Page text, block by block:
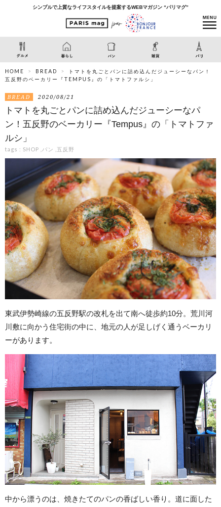
シンプルで上質なライフスタイルを提案するWEBマガジン “パリマグ”
HOME BREAD
トマトを丸ごとパンに詰め込んだジューシーなパン！
五反野のベーカリー『TEMPUS』の「トマトファルシ」
BREAD 2020/08/21
トマトを丸ごとパンに詰め込んだジューシーなパ
ン！五反野のベーカリー『Tempus』の「トマトファ
ルシ」
tags : SHOP パン 五反野
東武伊勢崎線の五反野駅の改札を出て南へ徒歩約10分。荒川河
川敷に向かう住宅街の中に、地元の人が足しげく通うベーカリ
ーがあります。
中から漂うのは、焼きたてのパンの香ばしい香り。道に面した